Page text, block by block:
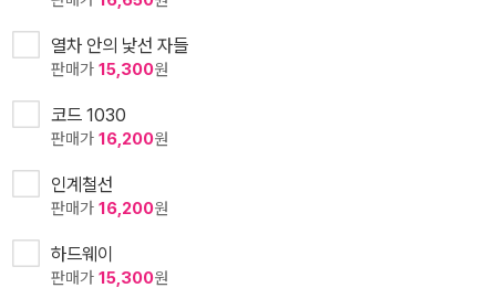
열차 안의 낯선 자들
판매가 15,300원
코드 1030
판매가 16,200원
인계철선
판매가 16,200원
하드웨이
판매가 15,300원